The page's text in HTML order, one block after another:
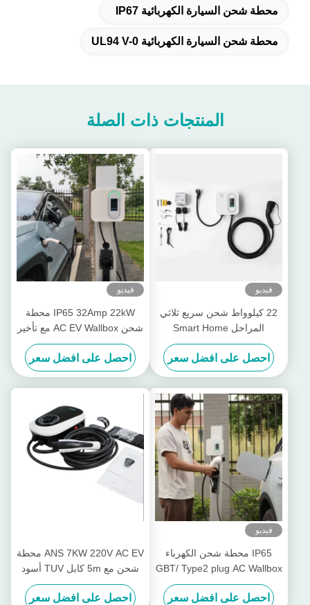
محطة شحن السيارة الكهربائية IP67
محطة شحن السيارة الكهربائية UL94 V-0
المنتجات ذات الصلة
فيديو
22 كيلوواط شحن سريع ثلاثي
المراحل Smart Home
Wallbox معتمد CE شاحن EV
مثبت على الجدار دعم IP65
مقاوم للماء اتصال RFID / WiFi
/ Bluetooth متوفر باللونين
الأبيض والأسود
احصل على افضل سعر
فيديو
IP65 32Amp 22kW محطة
شحن AC EV Wallbox مع تأخير
الشحن
احصل على افضل سعر
فيديو
IP65 محطة شحن الكهرباء
GBT/ Type2 plug AC Wallbox
محطات شحن الكهرباء
احصل على افضل سعر
ANS 7KW 220V AC EV محطة
شحن مع 5m كابل TUV أسود
احصل على افضل سعر